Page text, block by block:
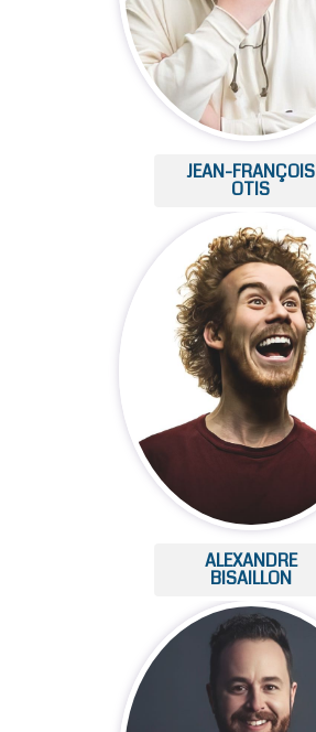
JEAN-FRANÇOIS
OTIS
ALEXANDRE
BISAILLON